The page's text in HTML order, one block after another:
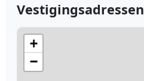
Vestigingsadressen
+
−